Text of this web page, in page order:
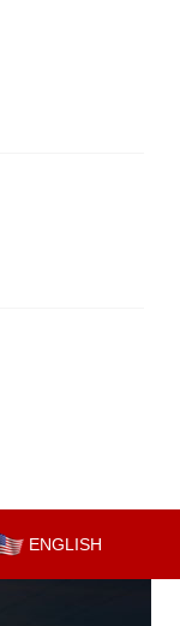
ENGLISH